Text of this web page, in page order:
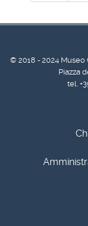
© 2018 - 2024 Museo
Piazza
tel.